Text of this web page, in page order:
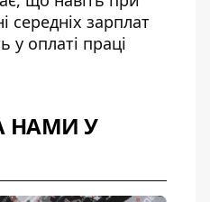
середніх зарплат
у оплаті праці
НАМИ У